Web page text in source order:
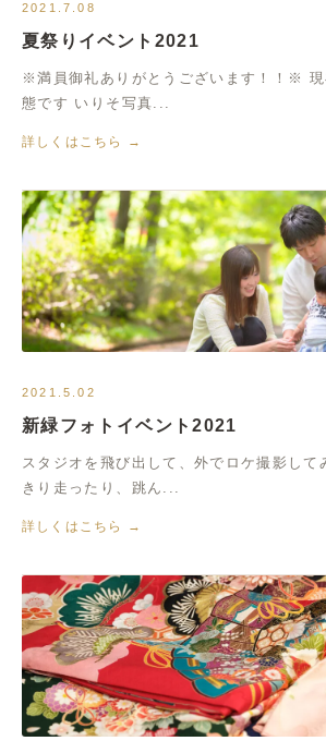
2021.7.08
夏祭りイベント2021
※満員御礼ありがとうございます！！※ 現
態です いりそ写真...
詳しくはこちら →
2021.5.02
新緑フォトイベント2021
スタジオを飛び出して、外でロケ撮影して
きり走ったり、跳ん...
詳しくはこちら →